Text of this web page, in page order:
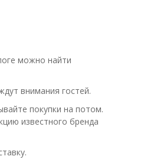
можно найти
внимания гостей.
покупки на потом.
известного бренда